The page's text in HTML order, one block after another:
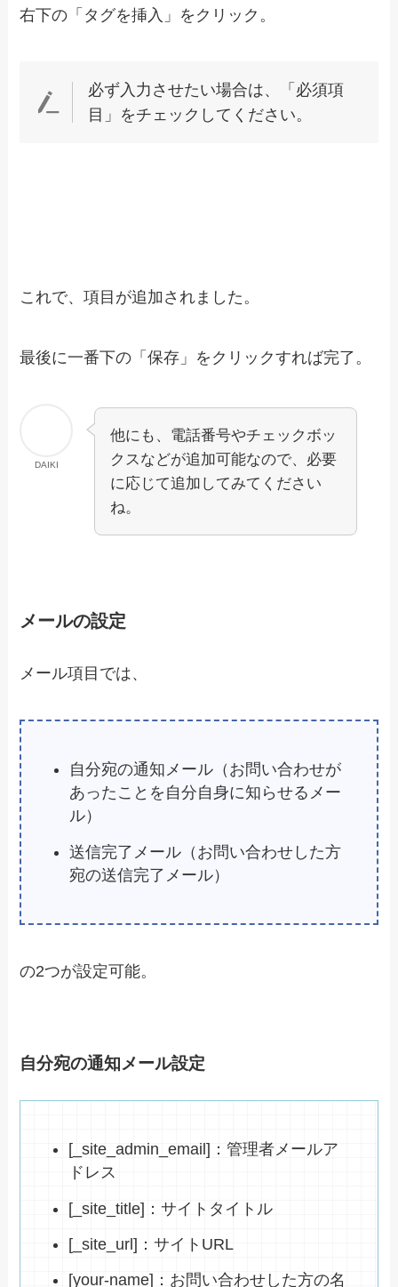
右下の「タグを挿入」をクリック。
必ず入力させたい場合は、「必須項
目」をチェックしてください。
これで、項目が追加されました。
最後に一番下の「保存」をクリックすれば完了。
DAIKI
他にも、電話番号やチェックボッ
クスなどが追加可能なので、必要
に応じて追加してみてください
ね。
メールの設定
メール項目では、
自分宛の通知メール（お問い合わせが
あったことを自分自身に知らせるメー
ル）
送信完了メール（お問い合わせした方
宛の送信完了メール）
の2つが設定可能。
自分宛の通知メール設定
[_site_admin_email]：管理者メールア
ドレス
[_site_title]：サイトタイトル
[_site_url]：サイトURL
[your-name]：お問い合わせした方の名